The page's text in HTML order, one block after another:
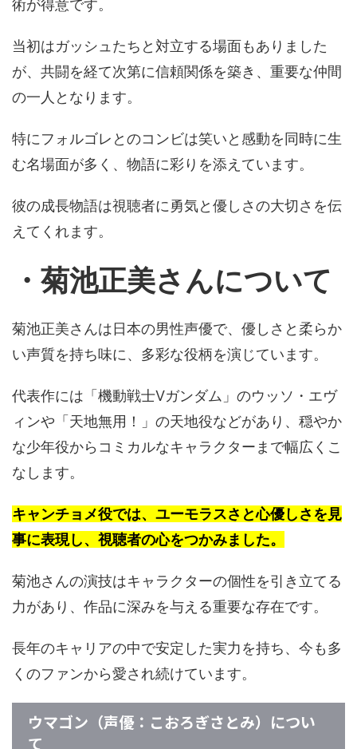
術が得意です。
当初はガッシュたちと対立する場面もありました
が、共闘を経て次第に信頼関係を築き、重要な仲間
の一人となります。
特にフォルゴレとのコンビは笑いと感動を同時に生
む名場面が多く、物語に彩りを添えています。
彼の成長物語は視聴者に勇気と優しさの大切さを伝
えてくれます。
・菊池正美さんについて
菊池正美さんは日本の男性声優で、優しさと柔らか
い声質を持ち味に、多彩な役柄を演じています。
代表作には「機動戦士Vガンダム」のウッソ・エヴ
ィンや「天地無用！」の天地役などがあり、穏やか
な少年役からコミカルなキャラクターまで幅広くこ
なします。
キャンチョメ役では、ユーモラスさと心優しさを見
事に表現し、視聴者の心をつかみました。
菊池さんの演技はキャラクターの個性を引き立てる
力があり、作品に深みを与える重要な存在です。
長年のキャリアの中で安定した実力を持ち、今も多
くのファンから愛され続けています。
ウマゴン（声優：こおろぎさとみ）につい
て